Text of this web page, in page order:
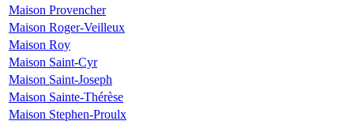
Maison Provencher
Maison Roger-Veilleux
Maison Roy
Maison Saint-Cyr
Maison Saint-Joseph
Maison Sainte-Thérèse
Maison Stephen-Proulx